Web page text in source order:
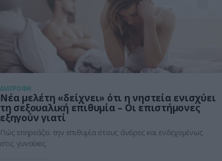
ΔΙΑΤΡΟΦΗ
Νέα μελέτη «δείχνει» ότι η νηστεία ενισχύει
τη σεξουαλική επιθυμία – Οι επιστήμονες
εξηγούν γιατί
Πώς επηρεάζει την επιθυμία στους άνδρες και ενδεχομένως
στις γυναίκες